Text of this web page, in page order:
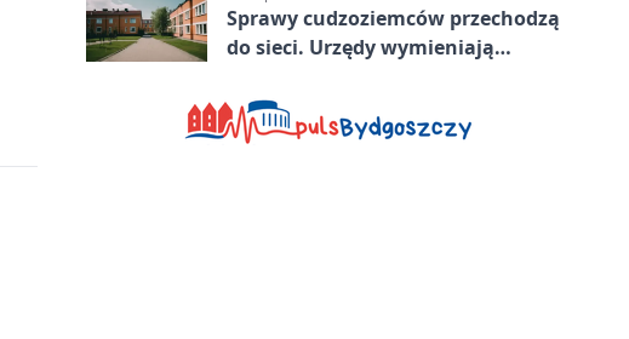
Sprawy cudzoziemców przechodzą
do sieci. Urzędy wymieniają